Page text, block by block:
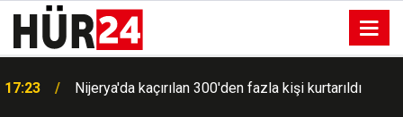
17:23
Kur'an kursu öğrencilerine trafik kuralları eğitimi
verildi